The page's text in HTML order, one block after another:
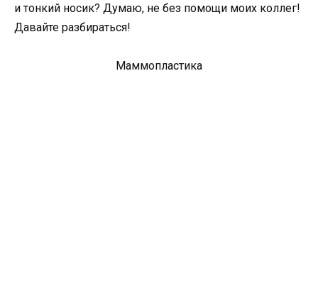
и тонкий носик? Думаю, не без помощи моих коллег!
Давайте разбираться!
Маммопластика